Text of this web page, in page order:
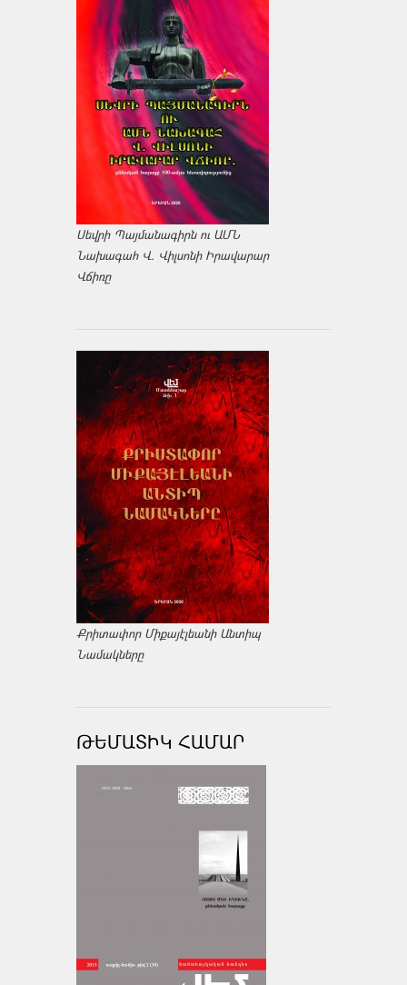
Սեվրի Պայմանագիրն ու ԱՄՆ
Նախագահ Վ. Վիլսոնի Իրավարար
Վճիռը
Քրիտափոր Միքայէլեանի Անտիպ
Նամակները
ԹԵՄԱՏԻԿ ՀԱՄԱՐ